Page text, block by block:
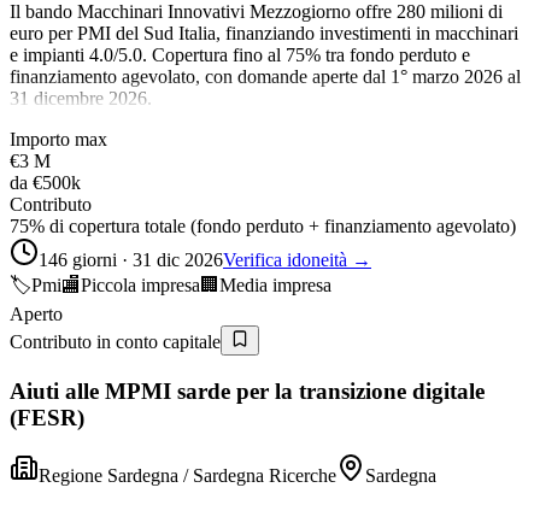
Il bando Macchinari Innovativi Mezzogiorno offre 280 milioni di
euro per PMI del Sud Italia, finanziando investimenti in macchinari
e impianti 4.0/5.0. Copertura fino al 75% tra fondo perduto e
finanziamento agevolato, con domande aperte dal 1° marzo 2026 al
31 dicembre 2026.
Importo max
€3 M
da €500k
Contributo
75% di copertura totale (fondo perduto + finanziamento agevolato)
146 giorni · 31 dic 2026Verifica idoneità →
🏷️Pmi🏬Piccola impresa 🏢 Media impresa
Aperto
Contributo in conto capitale
Aiuti alle MPMI sarde per la transizione digitale
(FESR)
Regione Sardegna / Sardegna Ricerche
Sardegna